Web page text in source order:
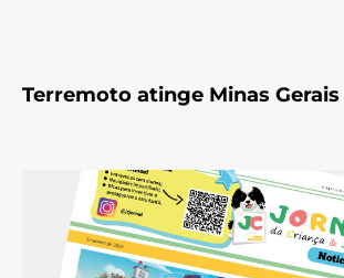
Terremoto atinge Minas Gerais